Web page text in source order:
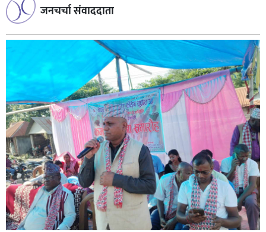
जनचर्चा संवाददाता